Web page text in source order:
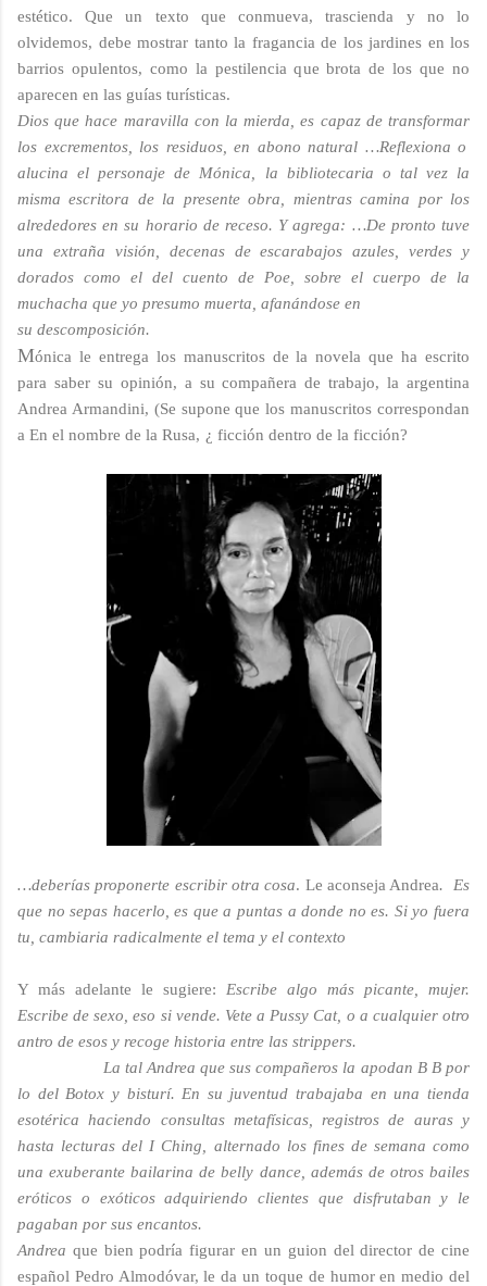
estético. Que un texto que conmueva, trascienda y no lo
olvidemos, debe mostrar tanto la fragancia de los jardines en los
barrios opulentos, como la pestilencia que brota de los que no
aparecen en las guías turísticas.
Dios que hace maravilla con la mierda, es capaz de transformar
los excrementos, los residuos, en abono natural …Reflexiona o
alucina el personaje de Mónica, la bibliotecaria o tal vez la
misma escritora de la presente obra, mientras camina por los
alrededores en su horario de receso. Y agrega: …De pronto tuve
una extraña visión, decenas de escarabajos azules, verdes y
dorados como el del cuento de Poe, sobre el cuerpo de la
muchacha que yo presumo muerta, afanándose en
su descomposición.
Mónica le entrega los manuscritos de la novela que ha escrito
para saber su opinión, a su compañera de trabajo, la argentina
Andrea Armandini, (Se supone que los manuscritos correspondan
a En el nombre de la Rusa, ¿ ficción dentro de la ficción?
…deberías proponerte escribir otra cosa. Le aconseja Andrea. Es
que no sepas hacerlo, es que a puntas a donde no es. Si yo fuera
tu, cambiaria radicalmente el tema y el contexto
Y más adelante le sugiere: Escribe algo más picante, mujer.
Escribe de sexo, eso si vende. Vete a Pussy Cat, o a cualquier otro
antro de esos y recoge historia entre las strippers.
La tal Andrea que sus compañeros la apodan B B por
lo del Botox y bisturí. En su juventud trabajaba en una tienda
esotérica haciendo consultas metafísicas, registros de auras y
hasta lecturas del I Ching, alternado los fines de semana como
una exuberante bailarina de belly dance, además de otros bailes
eróticos o exóticos adquiriendo clientes que disfrutaban y le
pagaban por sus encantos.
Andrea que bien podría figurar en un guion del director de cine
español Pedro Almodóvar, le da un toque de humor en medio del